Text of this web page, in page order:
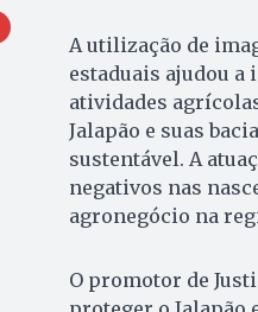
A utilização de
estaduais ajudou a
atividades
Jalapão e suas
sustentável. A
negativos nas
agronegócio na
O promotor de